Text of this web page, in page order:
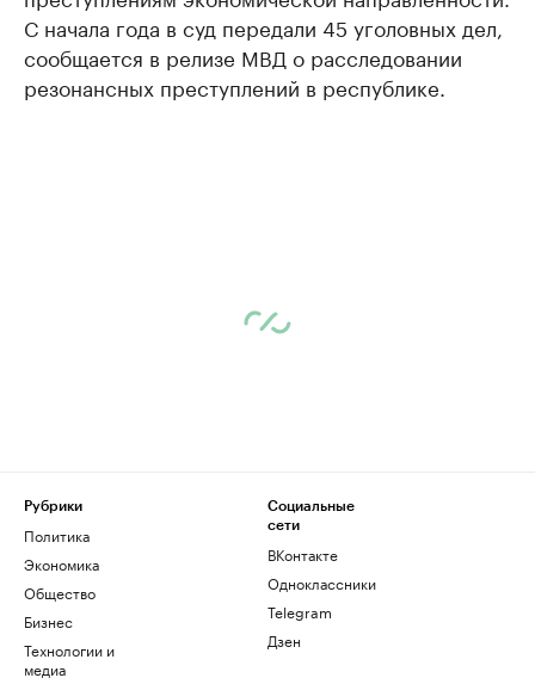
С начала года в суд передали 45 уголовных дел,
сообщается в релизе МВД о расследовании
резонансных преступлений в республике.
Рубрики
Политика
Экономика
Общество
Бизнес
Технологии и
медиа
Социальные
сети
ВКонтакте
Одноклассники
Telegram
Дзен